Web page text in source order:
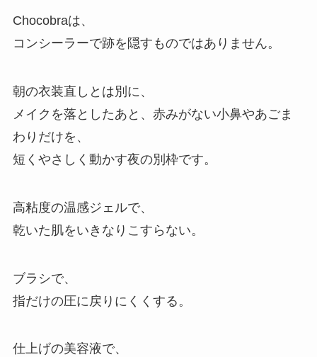
Chocobraは、
コンシーラーで跡を隠すものではありません。
朝の衣装直しとは別に、
メイクを落としたあと、赤みがない小鼻やあごま
わりだけを、
短くやさしく動かす夜の別枠です。
高粘度の温感ジェルで、
乾いた肌をいきなりこすらない。
ブラシで、
指だけの圧に戻りにくくする。
仕上げの美容液で、